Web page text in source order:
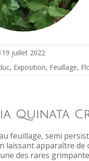
19 juillet 2022
, Exposition, Feuillage,
Quinata
feuillage, semi
laissant apparaître de
des rares